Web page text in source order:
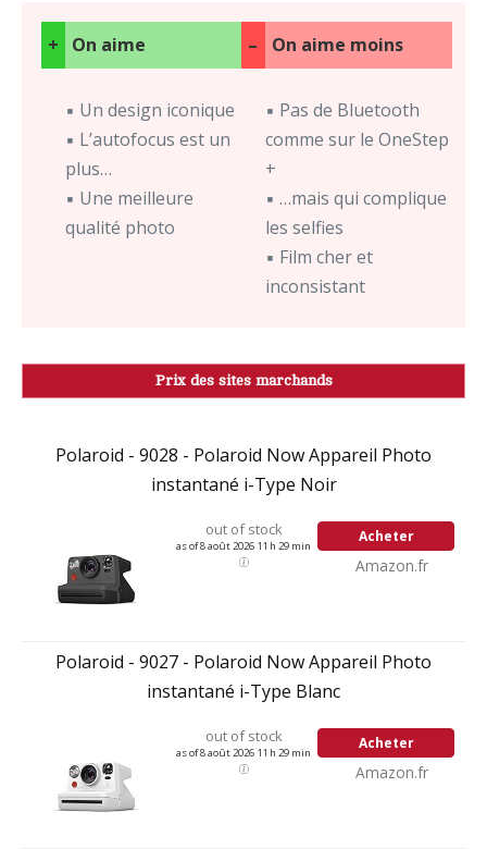
+ On aime
▪ Un design iconique
▪ L’autofocus est un
plus…
▪ Une meilleure
qualité photo
– On aime moins
▪ Pas de Bluetooth
comme sur le OneStep
+
▪ …mais qui complique
les selfies
▪ Film cher et
inconsistant
Prix des sites marchands
Polaroid - 9028 - Polaroid Now Appareil Photo
instantané i-Type Noir
out of stock
as of 8 août 2026 11 h 29 min
Acheter
Amazon.fr
Polaroid - 9027 - Polaroid Now Appareil Photo
instantané i-Type Blanc
out of stock
as of 8 août 2026 11 h 29 min
Acheter
Amazon.fr